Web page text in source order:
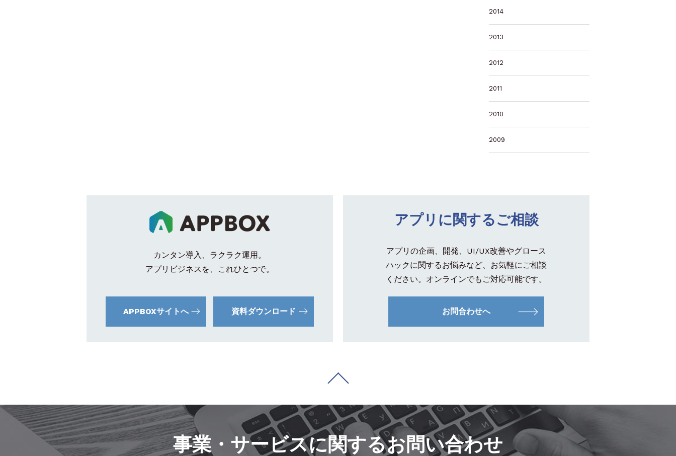
2014
2013
2012
2011
2010
2009
カンタン導入、ラクラク運用。
アプリビジネスを、これひとつで。
APPBOXサイトへ 資料ダウンロード
アプリに関するご相談
アプリの企画、開発、UI/UX改善やグロース
ハックに関するお悩みなど、お気軽にご相談
ください。オンラインでもご対応可能です。
お問合わせへ
事業・サービスに関するお問い合わせ